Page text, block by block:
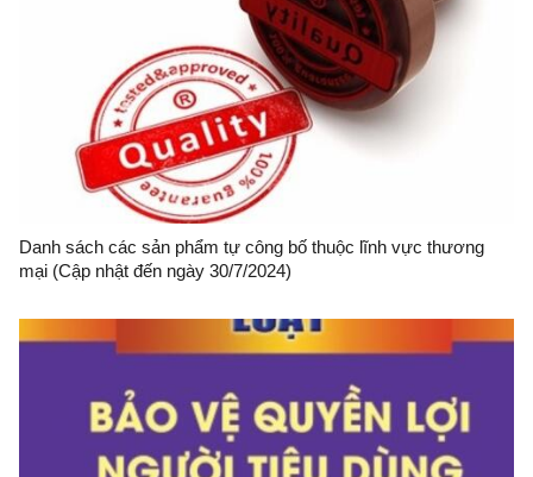
Danh sách các sản phẩm tự công bố thuộc lĩnh vực thương
mại (Cập nhật đến ngày 30/7/2024)